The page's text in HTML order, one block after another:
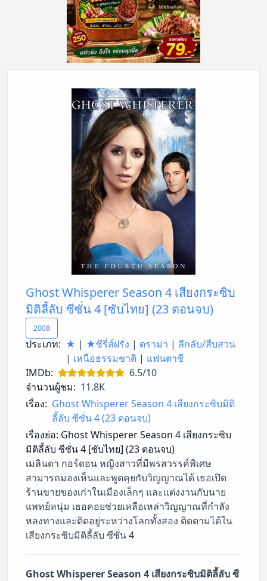
Ghost Whisperer Season 4 เสียงกระซิบ
มิติลี้ลับ ซีซั่น 4 [ซับไทย] (23 ตอนจบ)
2008
ประเภท: ★ | ★ซีรี่ส์ฝรั่ง | ดราม่า | ลึกลับ/สืบสวน
| เหนือธรรมชาติ | แฟนตาซี
IMDb:
6.5/10
จำนวนผู้ชม: 11.8K
เรื่อง: Ghost Whisperer Season 4 เสียงกระซิบมิติ
ลี้ลับ ซีซั่น 4 (23 ตอนจบ)
เรื่องย่อ: Ghost Whisperer Season 4 เสียงกระซิบ
มิติลี้ลับ ซีซั่น 4 [ซับไทย] (23 ตอนจบ)
เมลินดา กอร์ดอน หญิงสาวที่มีพรสวรรค์พิเศษ
สามารถมองเห็นและพูดคุยกับวิญญาณได้ เธอเปิด
ร้านขายของเก่าในเมืองเล็กๆ และแต่งงานกับนาย
แพทย์หนุ่ม เธอคอยช่วยเหลือเหล่าวิญญาณที่กำลัง
หลงทางและติดอยู่ระหว่างโลกทั้งสอง ติดตามได้ใน
เสียงกระซิบมิติลี้ลับ ซีซั่น 4
Ghost Whisperer Season 4 เสียงกระซิบมิติลี้ลับ ซี